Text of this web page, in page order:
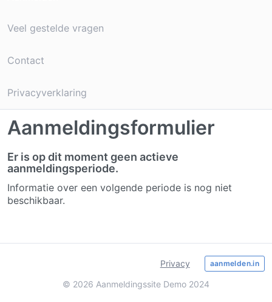
Veel gestelde vragen
Contact
Privacyverklaring
Aanmeldingsformulier
Er is op dit moment geen actieve
aanmeldingsperiode.
Informatie over een volgende periode is nog niet
beschikbaar.
Privacy aanmelden.in
© 2026 Aanmeldingssite Demo 2024